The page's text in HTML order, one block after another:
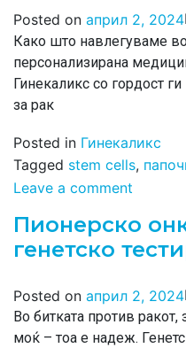
Posted on април 2, 2024
Како што навлегуваме
персонализирана
Гинекаликс со гордост
за рак
Posted in Гинекаликс
Tagged stem cells,
Leave a comment
Пионерско
генетско
Posted on април 2, 2024
Во битката против
моќ – тоа е надеж.